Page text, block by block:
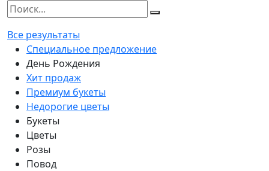
Все результаты
Специальное предложение
День Рождения
Хит продаж
Премиум букеты
Недорогие цветы
Букеты
Цветы
Розы
Повод